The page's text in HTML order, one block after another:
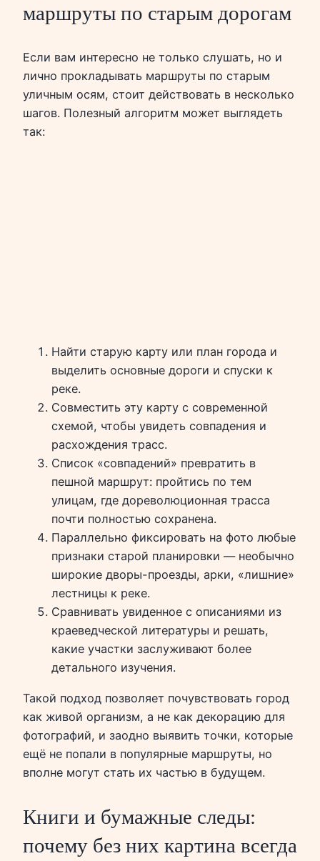
маршруты по старым дорогам
Если вам интересно не только слушать, но и
лично прокладывать маршруты по старым
уличным осям, стоит действовать в несколько
шагов. Полезный алгоритм может выглядеть
так:
Найти старую карту или план города и
выделить основные дороги и спуски к
реке.
Совместить эту карту с современной
схемой, чтобы увидеть совпадения и
расхождения трасс.
Список «совпадений» превратить в
пешной маршрут: пройтись по тем
улицам, где дореволюционная трасса
почти полностью сохранена.
Параллельно фиксировать на фото любые
признаки старой планировки — необычно
широкие дворы-проезды, арки, «лишние»
лестницы к реке.
Сравнивать увиденное с описаниями из
краеведческой литературы и решать,
какие участки заслуживают более
детального изучения.
Такой подход позволяет почувствовать город
как живой организм, а не как декорацию для
фотографий, и заодно выявить точки, которые
ещё не попали в популярные маршруты, но
вполне могут стать их частью в будущем.
Книги и бумажные следы:
почему без них картина всегда